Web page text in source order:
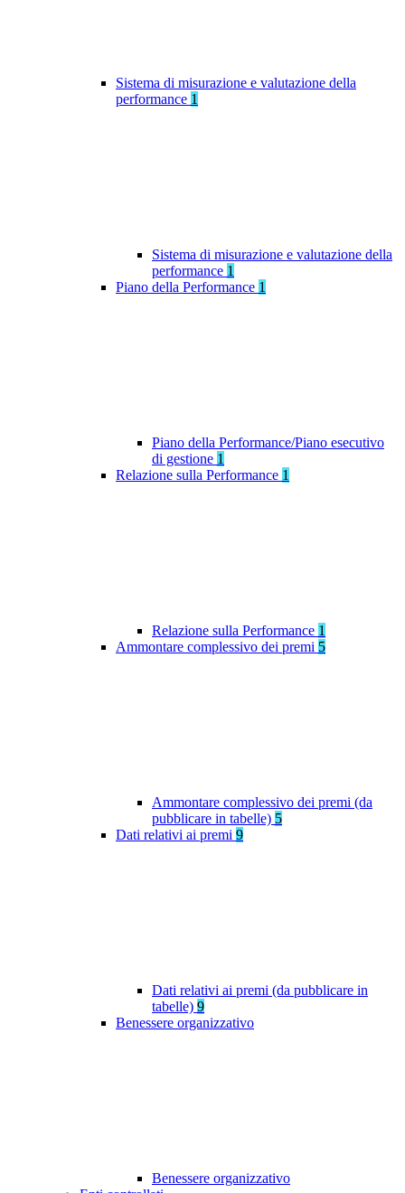
Sistema di misurazione e valutazione della
performance 1
Sistema di misurazione e valutazione della
performance 1
Piano della Performance 1
Piano della Performance/Piano esecutivo
di gestione 1
Relazione sulla Performance 1
Relazione sulla Performance 1
Ammontare complessivo dei premi 5
Ammontare complessivo dei premi (da
pubblicare in tabelle) 5
Dati relativi ai premi 9
Dati relativi ai premi (da pubblicare in
tabelle) 9
Benessere organizzativo
Benessere organizzativo